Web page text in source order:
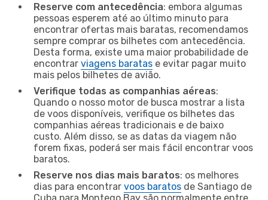
Reserve com antecedência: embora algumas
pessoas esperem até ao último minuto para
encontrar ofertas mais baratas, recomendamos
sempre comprar os bilhetes com antecedência.
Desta forma, existe uma maior probabilidade de
encontrar viagens baratas e evitar pagar muito
mais pelos bilhetes de avião.
Verifique todas as companhias aéreas:
Quando o nosso motor de busca mostrar a lista
de voos disponíveis, verifique os bilhetes das
companhias aéreas tradicionais e de baixo
custo. Além disso, se as datas da viagem não
forem fixas, poderá ser mais fácil encontrar voos
baratos.
Reserve nos dias mais baratos: os melhores
dias para encontrar voos baratos de Santiago de